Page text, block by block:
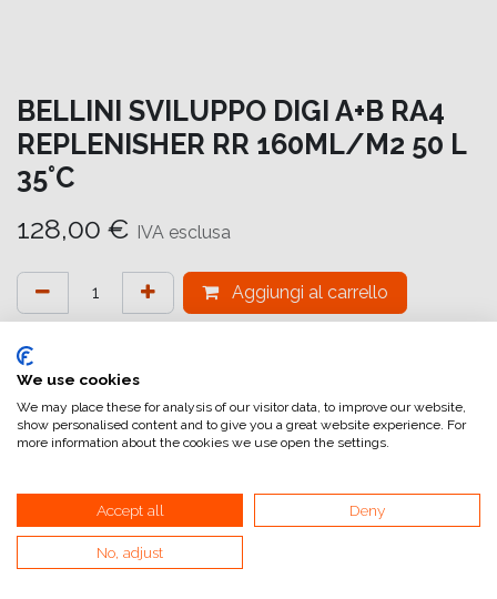
BELLINI SVILUPPO DIGI A+B RA4
REPLENISHER RR 160ML/M2 50 L
35°C
128,00 € IVA esclusa
Aggiungi al carrello
attualmente non a magazzino
Riferimento interno:DIGI D 50
We use cookies
We may place these for analysis of our visitor data, to improve our website,
show personalised content and to give you a great website experience. For
more information about the cookies we use open the settings.
Accept all Deny
No, adjust